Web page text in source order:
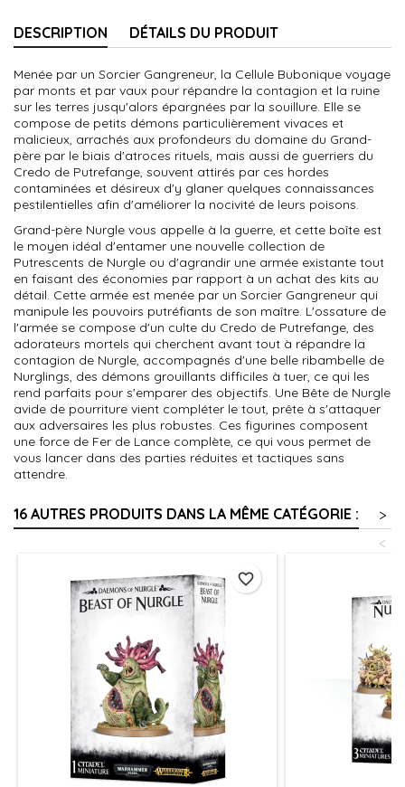
DESCRIPTION DÉTAILS DU PRODUIT
Menée par un Sorcier Gangreneur, la Cellule Bubonique voyage
par monts et par vaux pour répandre la contagion et la ruine
sur les terres jusqu'alors épargnées par la souillure. Elle se
compose de petits démons particulièrement vivaces et
malicieux, arrachés aux profondeurs du domaine du Grand-
père par le biais d'atroces rituels, mais aussi de guerriers du
Credo de Putrefange, souvent attirés par ces hordes
contaminées et désireux d'y glaner quelques connaissances
pestilentielles afin d'améliorer la nocivité de leurs poisons.
Grand-père Nurgle vous appelle à la guerre, et cette boîte est
le moyen idéal d'entamer une nouvelle collection de
Putrescents de Nurgle ou d'agrandir une armée existante tout
en faisant des économies par rapport à un achat des kits au
détail. Cette armée est menée par un Sorcier Gangreneur qui
manipule les pouvoirs putréfiants de son maître. L'ossature de
l'armée se compose d'un culte du Credo de Putrefange, des
adorateurs mortels qui cherchent avant tout à répandre la
contagion de Nurgle, accompagnés d'une belle ribambelle de
Nurglings, des démons grouillants difficiles à tuer, ce qui les
rend parfaits pour s'emparer des objectifs. Une Bête de Nurgle
avide de pourriture vient compléter le tout, prête à s'attaquer
aux adversaires les plus robustes. Ces figurines composent
une force de Fer de Lance complète, ce qui vous permet de
vous lancer dans des parties réduites et tactiques sans
attendre.
16 AUTRES PRODUITS DANS LA MÊME CATÉGORIE :
>
<
favorite_border